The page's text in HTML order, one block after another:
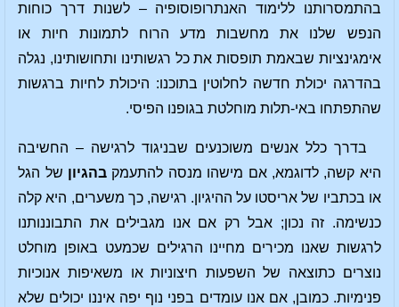
בהתמסרותנו ללימוד האנתרופוסופיה – לשנות דרך כוחות
הנפש שלנו את מחשבות מדע הרוח לתמונות חיות או
אימגינציות שבאמת תופסות את כל רגשותינו ותחושותינו, נגלה
בהדרגה יכולת חדשה לחלוטין בתוכנו: היכולת לחיות ברגשות
שהתפתחו באי-תלות מוחלטת בגופנו הפיסי.
בדרך כלל אנשים משוכנעים שבניגוד לרגישה – החשיבה
היא קשה, לדוגמא, אם מישהו מנסה להתעמק בהגיון של הגל
או בכתביו של אריסטו על ההיגיון. רגישה, כך משערים, היא קלה
כנשימה. זה נכון; אבל רק אם אנו מגבילים את התבוננותנו
לרגשות שאנו מכירים מחיינו הרגילים שכמעט באופן מוחלט
נוצרים כתוצאה של השפעות חיצוניות או משאיפות אנוכיות
פנימיות. כמובן, אם אנו עומדים בפני נוף יפה איננו יכולים שלא